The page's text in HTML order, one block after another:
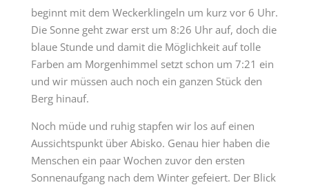
beginnt mit dem Weckerklingeln um kurz vor 6 Uhr.
Die Sonne geht zwar erst um 8:26 Uhr auf, doch die
blaue Stunde und damit die Möglichkeit auf tolle
Farben am Morgenhimmel setzt schon um 7:21 ein
und wir müssen auch noch ein ganzen Stück den
Berg hinauf.
Noch müde und ruhig stapfen wir los auf einen
Aussichtspunkt über Abisko. Genau hier haben die
Menschen ein paar Wochen zuvor den ersten
Sonnenaufgang nach dem Winter gefeiert. Der Blick